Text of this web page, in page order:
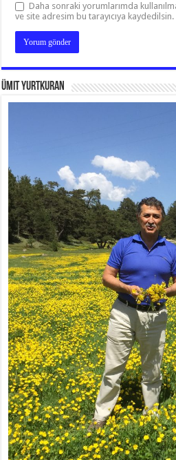
Daha sonraki yorumlarımda
ve site adresim bu tarayıcıya kaydedilsin.
Ümit Yurtkuran